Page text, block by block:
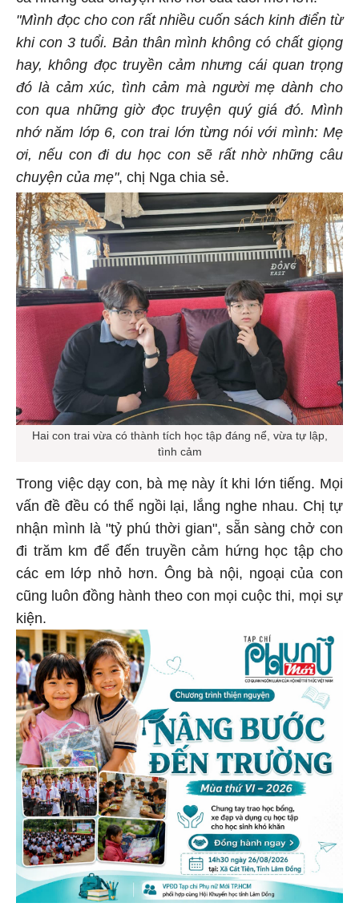
"Mình đọc cho con rất nhiều cuốn sách kinh điển từ
khi con 3 tuổi. Bản thân mình không có chất giọng
hay, không đọc truyền cảm nhưng cái quan trọng
đó là cảm xúc, tình cảm mà người mẹ dành cho
con qua những giờ đọc truyện quý giá đó. Mình
nhớ năm lớp 6, con trai lớn từng nói với mình: Mẹ
ơi, nếu con đi du học con sẽ rất nhờ những câu
chuyện của mẹ", chị Nga chia sẻ.
Hai con trai vừa có thành tích học tập đáng nể, vừa tự lập,
tình cảm
Trong việc dạy con, bà mẹ này ít khi lớn tiếng. Mọi
vấn đề đều có thể ngồi lại, lắng nghe nhau. Chị tự
nhận mình là "tỷ phú thời gian", sẵn sàng chở con
đi trăm km để đến truyền cảm hứng học tập cho
các em lớp nhỏ hơn. Ông bà nội, ngoại của con
cũng luôn đồng hành theo con mọi cuộc thi, mọi sự
kiện.